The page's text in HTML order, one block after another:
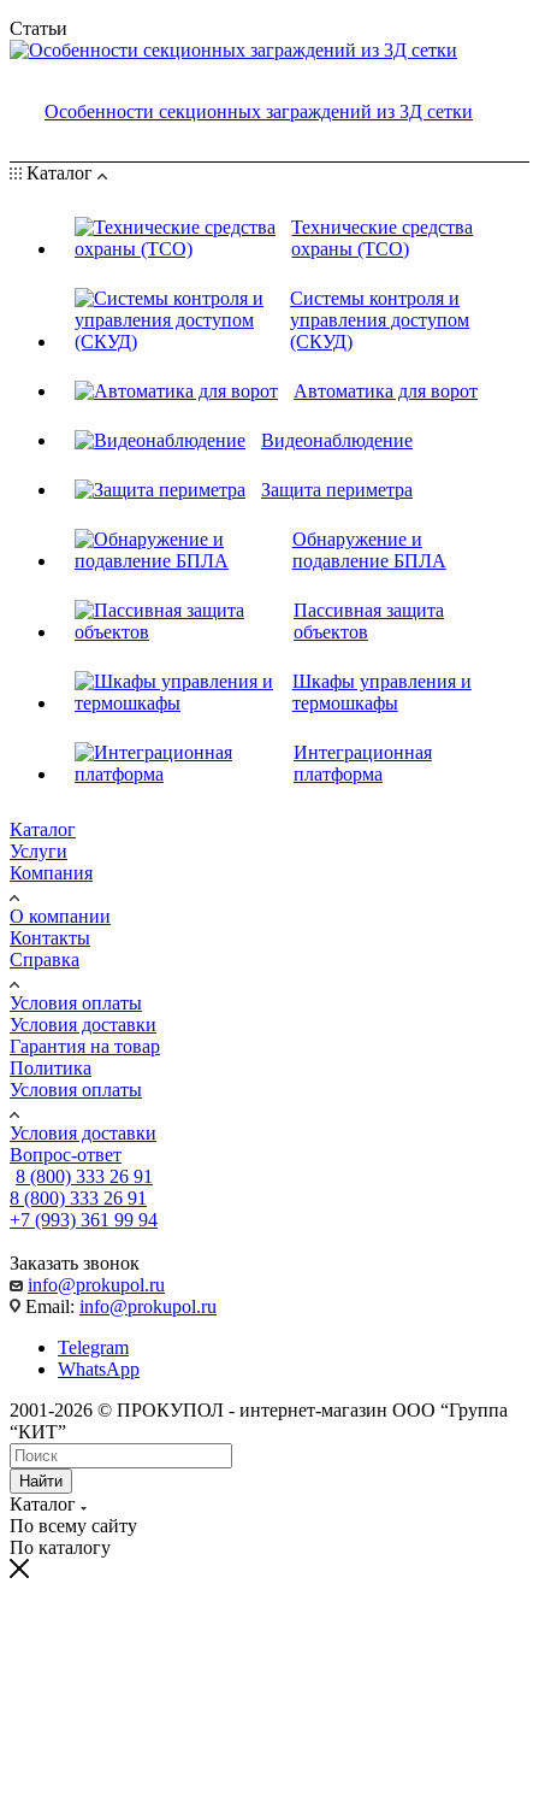
Статьи
Особенности секционных заграждений из 3Д сетки
Каталог
Технические средства
охраны (ТСО)
Системы контроля и
управления доступом
(СКУД)
Автоматика для ворот
Видеонаблюдение
Защита периметра
Обнаружение и
подавление БПЛА
Пассивная защита
объектов
Шкафы управления и
термошкафы
Интеграционная
платформа
Каталог
Услуги
Компания
О компании
Контакты
Справка
Условия оплаты
Условия доставки
Гарантия на товар
Политика
Условия оплаты
Условия доставки
Вопрос-ответ
8 (800) 333 26 91
8 (800) 333 26 91
+7 (993) 361 99 94
Заказать звонок
info@prokupol.ru
Email: info@prokupol.ru
Telegram
WhatsApp
2001-2026 © ПРОКУПОЛ - интернет-магазин ООО “Группа
“КИТ”
Найти
Каталог
По всему сайту
По каталогу